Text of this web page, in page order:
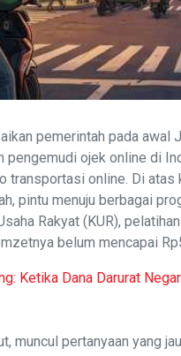
pemerintah pada awal
pengemudi ojek online di
transportasi online. Di atas
pintu menuju berbagai
Rakyat (KUR),
belum mencapai
Ketika Dana Darurat
muncul pertanyaan yang